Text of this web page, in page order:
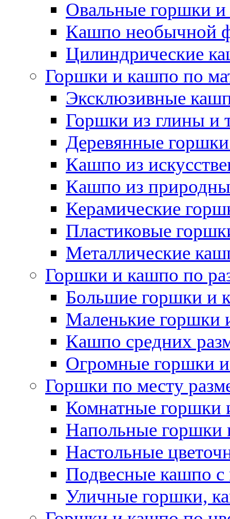
Овальные горшки
Кашпо необычной
Цилиндрические
Горшки и кашпо по
Эксклюзивные
Горшки из глины и
Деревянные
Кашпо из
Кашпо из
Керамические
Пластиковые
Металлические
Горшки и кашпо по
Большие горшки и
Маленькие горшки
Кашпо средних
Огромные горшки
Горшки по месту
Комнатные горшки
Напольные горшки
Настольные
Подвесные кашпо с
Уличные горшки,